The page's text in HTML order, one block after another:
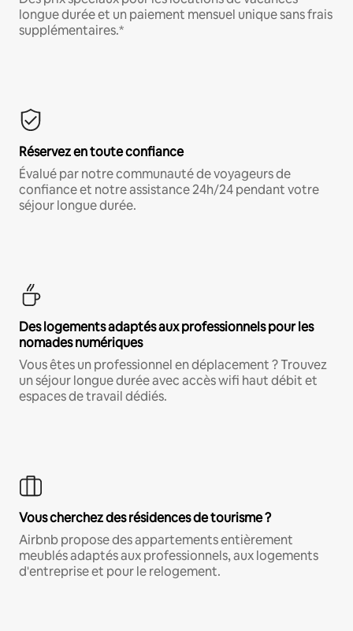
longue durée et un paiement mensuel unique sans frais
supplémentaires.*
Réservez en toute confiance
Évalué par notre communauté de voyageurs de
confiance et notre assistance 24h/24 pendant votre
séjour longue durée.
Des logements adaptés aux professionnels pour les
nomades numériques
Vous êtes un professionnel en déplacement ? Trouvez
un séjour longue durée avec accès wifi haut débit et
espaces de travail dédiés.
Vous cherchez des résidences de tourisme ?
Airbnb propose des appartements entièrement
meublés adaptés aux professionnels, aux logements
d'entreprise et pour le relogement.